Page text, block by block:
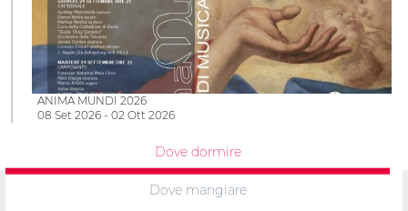
ANIMA MUNDI 2026
08 Set 2026 - 02 Ott 2026
Dove dormire
Dove mangiare